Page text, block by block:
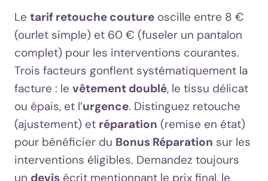
Le tarif retouche couture oscille entre 8 €
(ourlet simple) et 60 € (fuseler un pantalon
complet) pour les interventions courantes.
Trois facteurs gonflent systématiquement la
facture : le vêtement doublé, le tissu délicat
ou épais, et l’urgence. Distinguez retouche
(ajustement) et réparation (remise en état)
pour bénéficier du Bonus Réparation sur les
interventions éligibles. Demandez toujours
un devis écrit mentionnant le prix final, le